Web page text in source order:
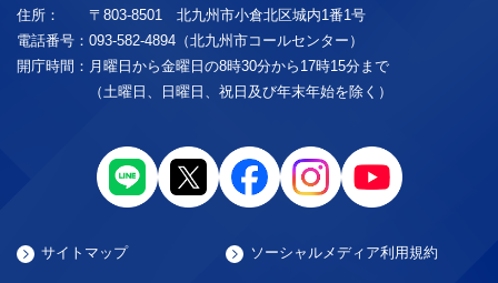
住所：
〒803-8501 北九州市小倉北区城内1番1号
電話番号： 093-582-4894（北九州市コールセンター）
開庁時間： 月曜日から金曜日の8時30分から17時15分まで
（土曜日、日曜日、祝日及び年末年始を除く）
サイトマップ ソーシャルメディア利用規約